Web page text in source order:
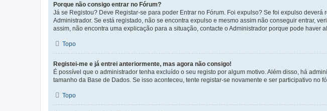
Porque não consigo entrar no Fórum?
Já se Registou? Deve Registar-se para poder Entrar no Fórum. Foi expulso? Se foi expulso
Administrador. Se está registado, não se encontra expulso e mesmo assim não conseguir entrar,
assim, não encontra uma explicação para a situação, contacte o Administrador porque pode haver
Topo
Registei-me e já entrei anteriormente, mas agora não consigo!
É possível que o administrador tenha excluído o seu registo por algum motivo. Além disso, há
tamanho da Base de Dados. Se isso aconteceu, tente registar-se novamente e ser participativo no
Topo